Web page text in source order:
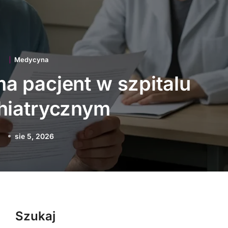
Medycyna
technologiczne
medycynę
sie 3, 2026
Szukaj